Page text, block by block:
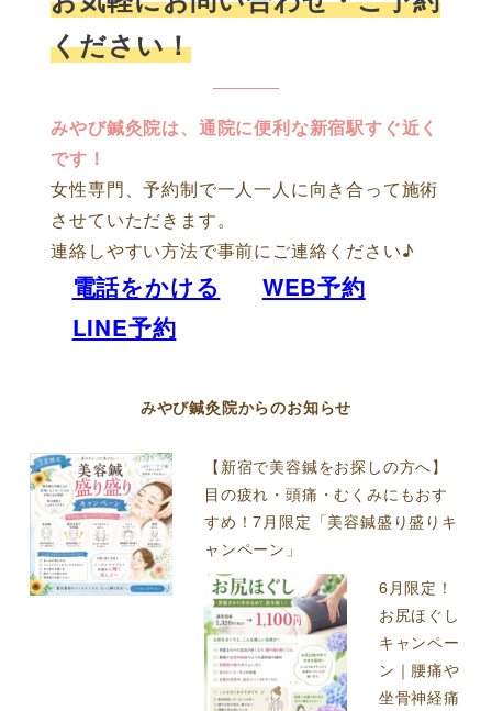
ください！
みやび鍼灸院は、通院に便利な新宿駅すぐ近く
です！
女性専門、予約制で一人一人に向き合って施術
させていただきます。
連絡しやすい方法で事前にご連絡ください♪
電話をかける
WEB予約
LINE予約
みやび鍼灸院からのお知らせ
【新宿で美容鍼をお探しの方へ】
目の疲れ・頭痛・むくみにもおす
すめ！7月限定「美容鍼盛り盛りキ
ャンペーン」
6月限定！
お尻ほぐし
キャンペー
ン｜腰痛や
坐骨神経痛